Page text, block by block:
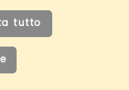
tutto